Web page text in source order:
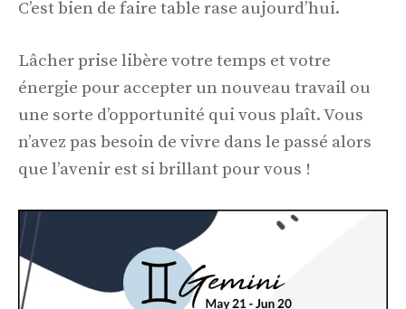
C’est bien de faire table rase aujourd’hui.
Lâcher prise libère votre temps et votre
énergie pour accepter un nouveau travail ou
une sorte d’opportunité qui vous plaît. Vous
n’avez pas besoin de vivre dans le passé alors
que l’avenir est si brillant pour vous !